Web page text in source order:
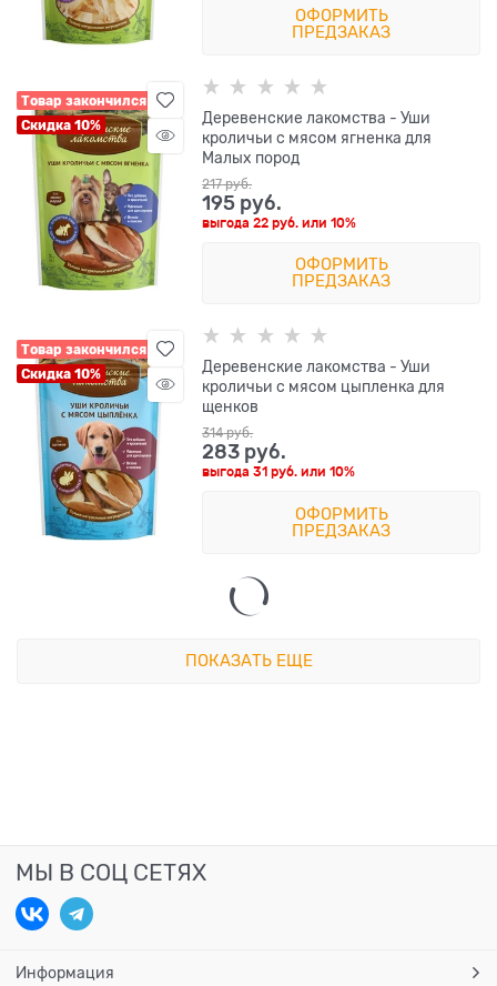
ОФОРМИТЬ
ПРЕДЗАКАЗ
Товар закончился
Скидка 10%
Деревенские лакомства - Уши
кроличьи с мясом ягненка для
Малых пород
217 руб.
195 руб.
выгода22 руб. или10%
ОФОРМИТЬ
ПРЕДЗАКАЗ
Товар закончился
Скидка 10%
Деревенские лакомства - Уши
кроличьи с мясом цыпленка для
щенков
314 руб.
283 руб.
выгода31 руб. или10%
ОФОРМИТЬ
ПРЕДЗАКАЗ
ПОКАЗАТЬ ЕЩЕ
МЫ В СОЦ СЕТЯХ
Информация